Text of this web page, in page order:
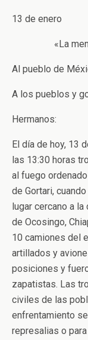
13 de enero
«La
Al pueblo de
A los pueblos y
Hermanos:
El día de hoy, 13
las 13:30 horas
al fuego
de Gortari,
lugar cercano a
de Ocosingo,
10 camiones del
artillados y
posiciones y
zapatistas. Las
civiles de las
enfrentamiento
represalias o